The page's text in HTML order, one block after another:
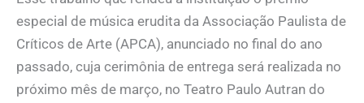
especial de música erudita da Associação Paulista de
Críticos de Arte (APCA), anunciado no final do ano
passado, cuja cerimônia de entrega será realizada no
próximo mês de março, no Teatro Paulo Autran do